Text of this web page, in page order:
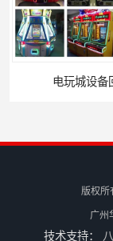
全国二手游艺机上
版权所
广州
技术支持：